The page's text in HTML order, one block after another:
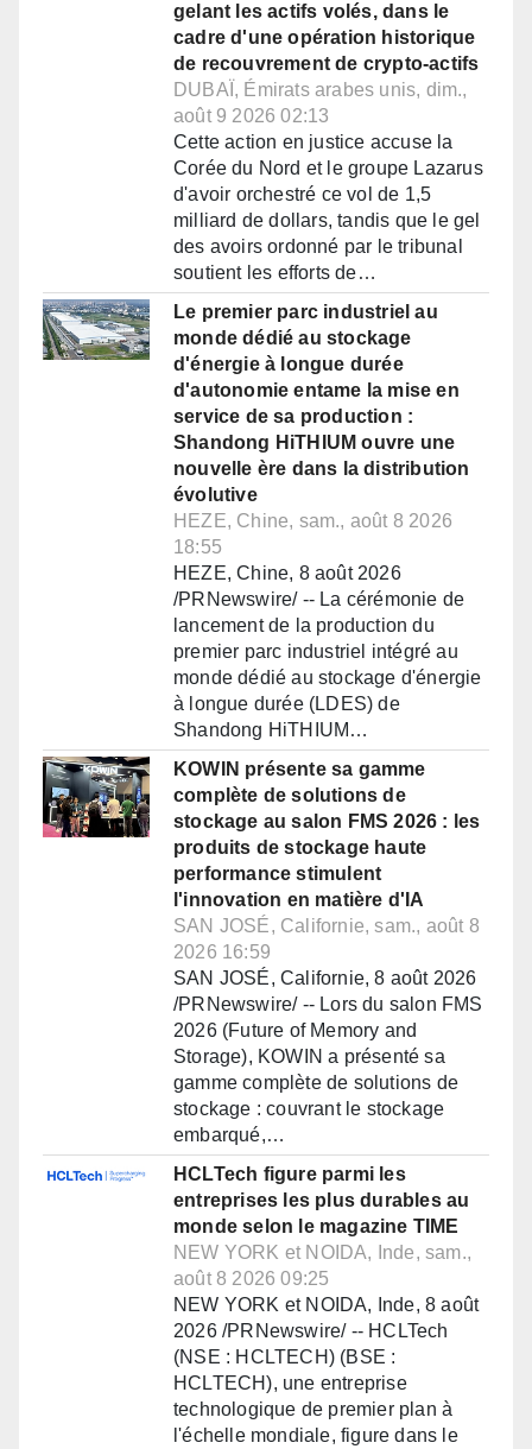
gelant les actifs volés, dans le
cadre d'une opération historique
de recouvrement de crypto-actifs
DUBAÏ, Émirats arabes unis, dim.,
août 9 2026 02:13
Cette action en justice accuse la
Corée du Nord et le groupe Lazarus
d'avoir orchestré ce vol de 1,5
milliard de dollars, tandis que le gel
des avoirs ordonné par le tribunal
soutient les efforts de…
Le premier parc industriel au
monde dédié au stockage
d'énergie à longue durée
d'autonomie entame la mise en
service de sa production :
Shandong HiTHIUM ouvre une
nouvelle ère dans la distribution
évolutive
HEZE, Chine, sam., août 8 2026
18:55
HEZE, Chine, 8 août 2026
/PRNewswire/ -- La cérémonie de
lancement de la production du
premier parc industriel intégré au
monde dédié au stockage d'énergie
à longue durée (LDES) de
Shandong HiTHIUM…
KOWIN présente sa gamme
complète de solutions de
stockage au salon FMS 2026 : les
produits de stockage haute
performance stimulent
l'innovation en matière d'IA
SAN JOSÉ, Californie, sam., août 8
2026 16:59
SAN JOSÉ, Californie, 8 août 2026
/PRNewswire/ -- Lors du salon FMS
2026 (Future of Memory and
Storage), KOWIN a présenté sa
gamme complète de solutions de
stockage : couvrant le stockage
embarqué,…
HCLTech figure parmi les
entreprises les plus durables au
monde selon le magazine TIME
NEW YORK et NOIDA, Inde, sam.,
août 8 2026 09:25
NEW YORK et NOIDA, Inde, 8 août
2026 /PRNewswire/ -- HCLTech
(NSE : HCLTECH) (BSE :
HCLTECH), une entreprise
technologique de premier plan à
l'échelle mondiale, figure dans le